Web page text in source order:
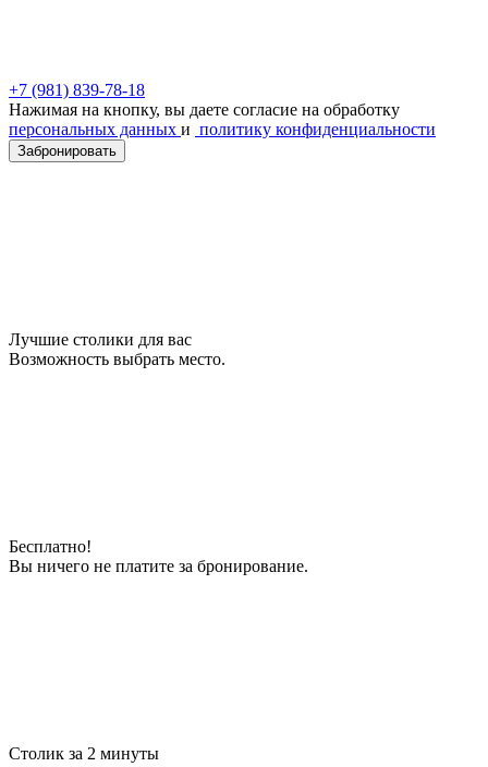
+7 (981) 839-78-18
Нажимая на кнопку, вы даете согласие на обработку
персональных данных и политику конфиденциальности
Забронировать
Лучшие столики для вас
Возможность выбрать место.
Бесплатно!
Вы ничего не платите за бронирование.
Столик за 2 минуты